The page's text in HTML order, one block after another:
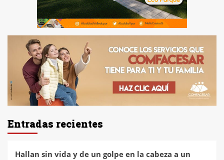
Entradas recientes
Hallan sin vida y de un golpe en la cabeza a un